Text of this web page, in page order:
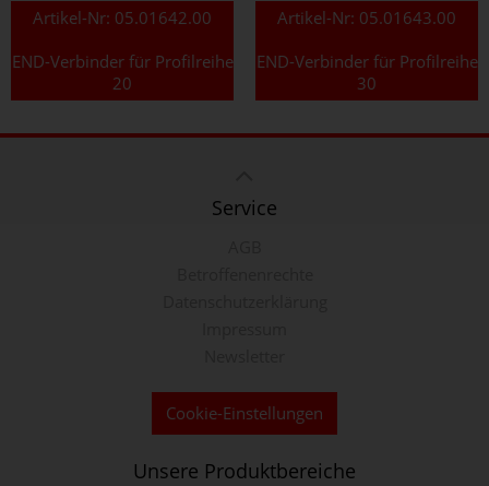
Artikel-Nr: 05.01642.00
END-Verbinder für Profilreihe
20
Artikel-Nr: 05.01643.00
END-Verbinder für Profilreihe
30
Service
Cookie-Einstellungen
Unsere Produktbereiche